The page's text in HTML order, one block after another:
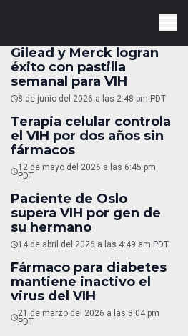
Gilead y Merck logran
éxito con pastilla
semanal para VIH
8 de junio del 2026 a las 2:48 pm PDT
Terapia celular controla
el VIH por dos años sin
fármacos
12 de mayo del 2026 a las 6:45 pm
PDT
Paciente de Oslo
supera VIH por gen de
su hermano
14 de abril del 2026 a las 4:49 am PDT
Fármaco para diabetes
mantiene inactivo el
virus del VIH
21 de marzo del 2026 a las 3:04 pm
PDT